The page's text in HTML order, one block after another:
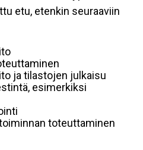
etu, etenkin seuraaviin
ja tilastojen julkaisu
esimerkiksi
toteuttaminen